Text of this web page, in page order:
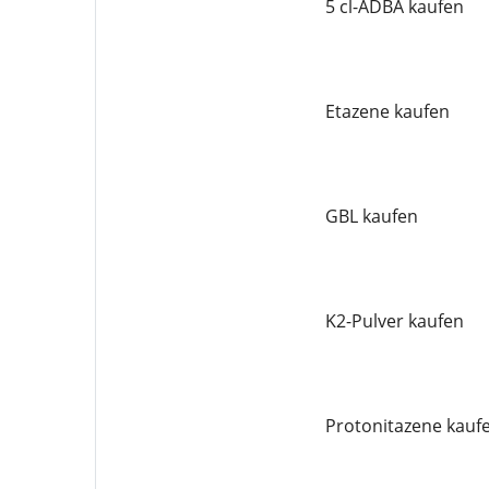
5 cl-ADBA kaufen
Etazene kaufen
GBL kaufen
K2-Pulver kaufen
Protonitazene